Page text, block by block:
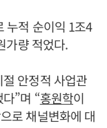
누적 순이익 1조4
가량 적었다.
안정적 사업관
”며 “홍원학이
로 채널변화에 대